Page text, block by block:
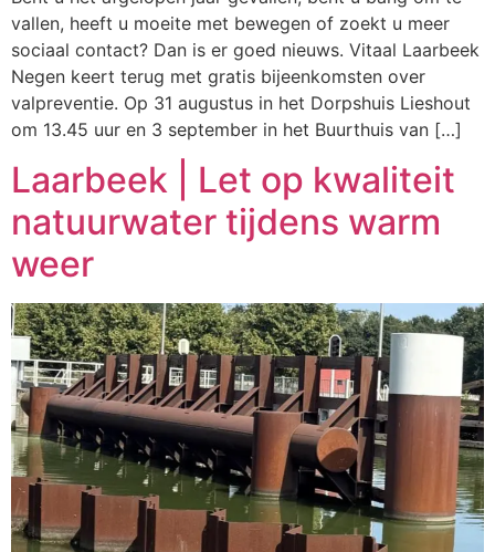
vallen, heeft u moeite met bewegen of zoekt u meer
sociaal contact? Dan is er goed nieuws. Vitaal Laarbeek
Negen keert terug met gratis bijeenkomsten over
valpreventie. Op 31 augustus in het Dorpshuis Lieshout
om 13.45 uur en 3 september in het Buurthuis van […]
Laarbeek | Let op kwaliteit
natuurwater tijdens warm
weer